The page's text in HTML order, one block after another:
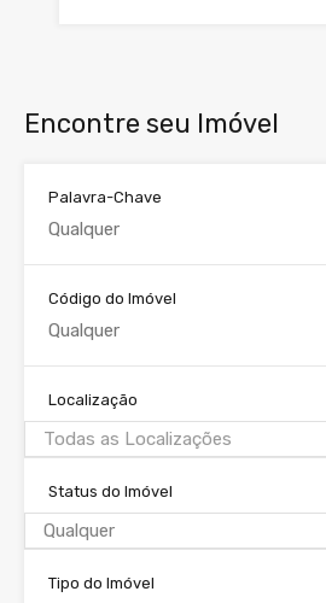
Encontre seu Imóvel
Palavra-Chave
Código do Imóvel
Localização
Todas as Localizações
Status do Imóvel
Qualquer
Tipo do Imóvel